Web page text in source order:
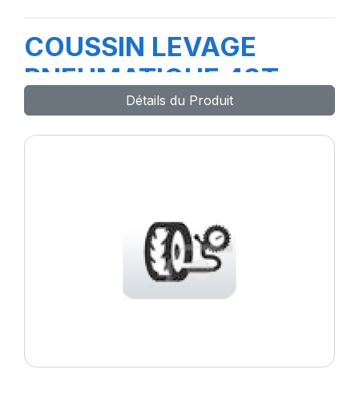
COUSSIN LEVAGE
PNEUMATIQUE 43T
Détails du Produit